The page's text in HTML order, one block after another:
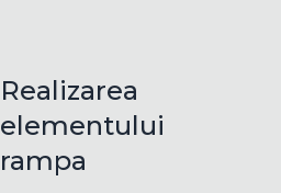
Realizarea
elementului
rampa